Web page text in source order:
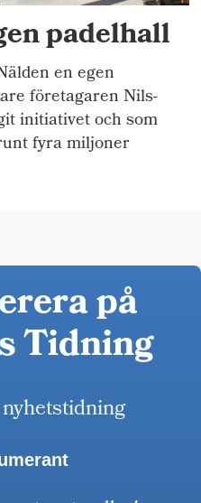
padelhall
en egen
företagaren Nils-
initiativet och som
fyra miljoner
på
Tidning